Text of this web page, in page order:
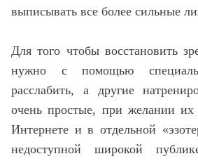
выписывать все более сильные
Для того чтобы восстановить
нужно с помощью
расслабить, а другие
очень простые, при желании
Интернете и в отдельной
недоступной широкой